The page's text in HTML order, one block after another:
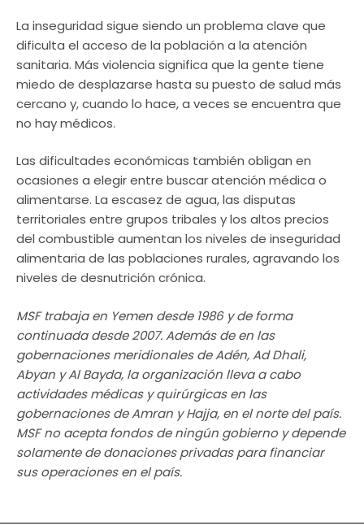
La inseguridad sigue siendo un problema clave que
dificulta el acceso de la población a la atención
sanitaria. Más violencia significa que la gente tiene
miedo de desplazarse hasta su puesto de salud más
cercano y, cuando lo hace, a veces se encuentra que
no hay médicos.
Las dificultades económicas también obligan en
ocasiones a elegir entre buscar atención médica o
alimentarse. La escasez de agua, las disputas
territoriales entre grupos tribales y los altos precios
del combustible aumentan los niveles de inseguridad
alimentaria de las poblaciones rurales, agravando los
niveles de desnutrición crónica.
MSF trabaja en Yemen desde 1986 y de forma
continuada desde 2007. Además de en las
gobernaciones meridionales de Adén, Ad Dhali,
Abyan y Al Bayda, la organización lleva a cabo
actividades médicas y quirúrgicas en las
gobernaciones de Amran y Hajja, en el norte del país.
MSF no acepta fondos de ningún gobierno y depende
solamente de donaciones privadas para financiar
sus operaciones en el país.